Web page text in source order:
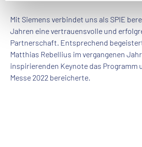
Mit Siemens verbindet uns als SPIE
Jahren eine vertrauensvolle und
Partnerschaft. Entsprechend
Matthias Rebellius im vergangenen
inspirierenden Keynote das Programm
Messe 2022 bereicherte.